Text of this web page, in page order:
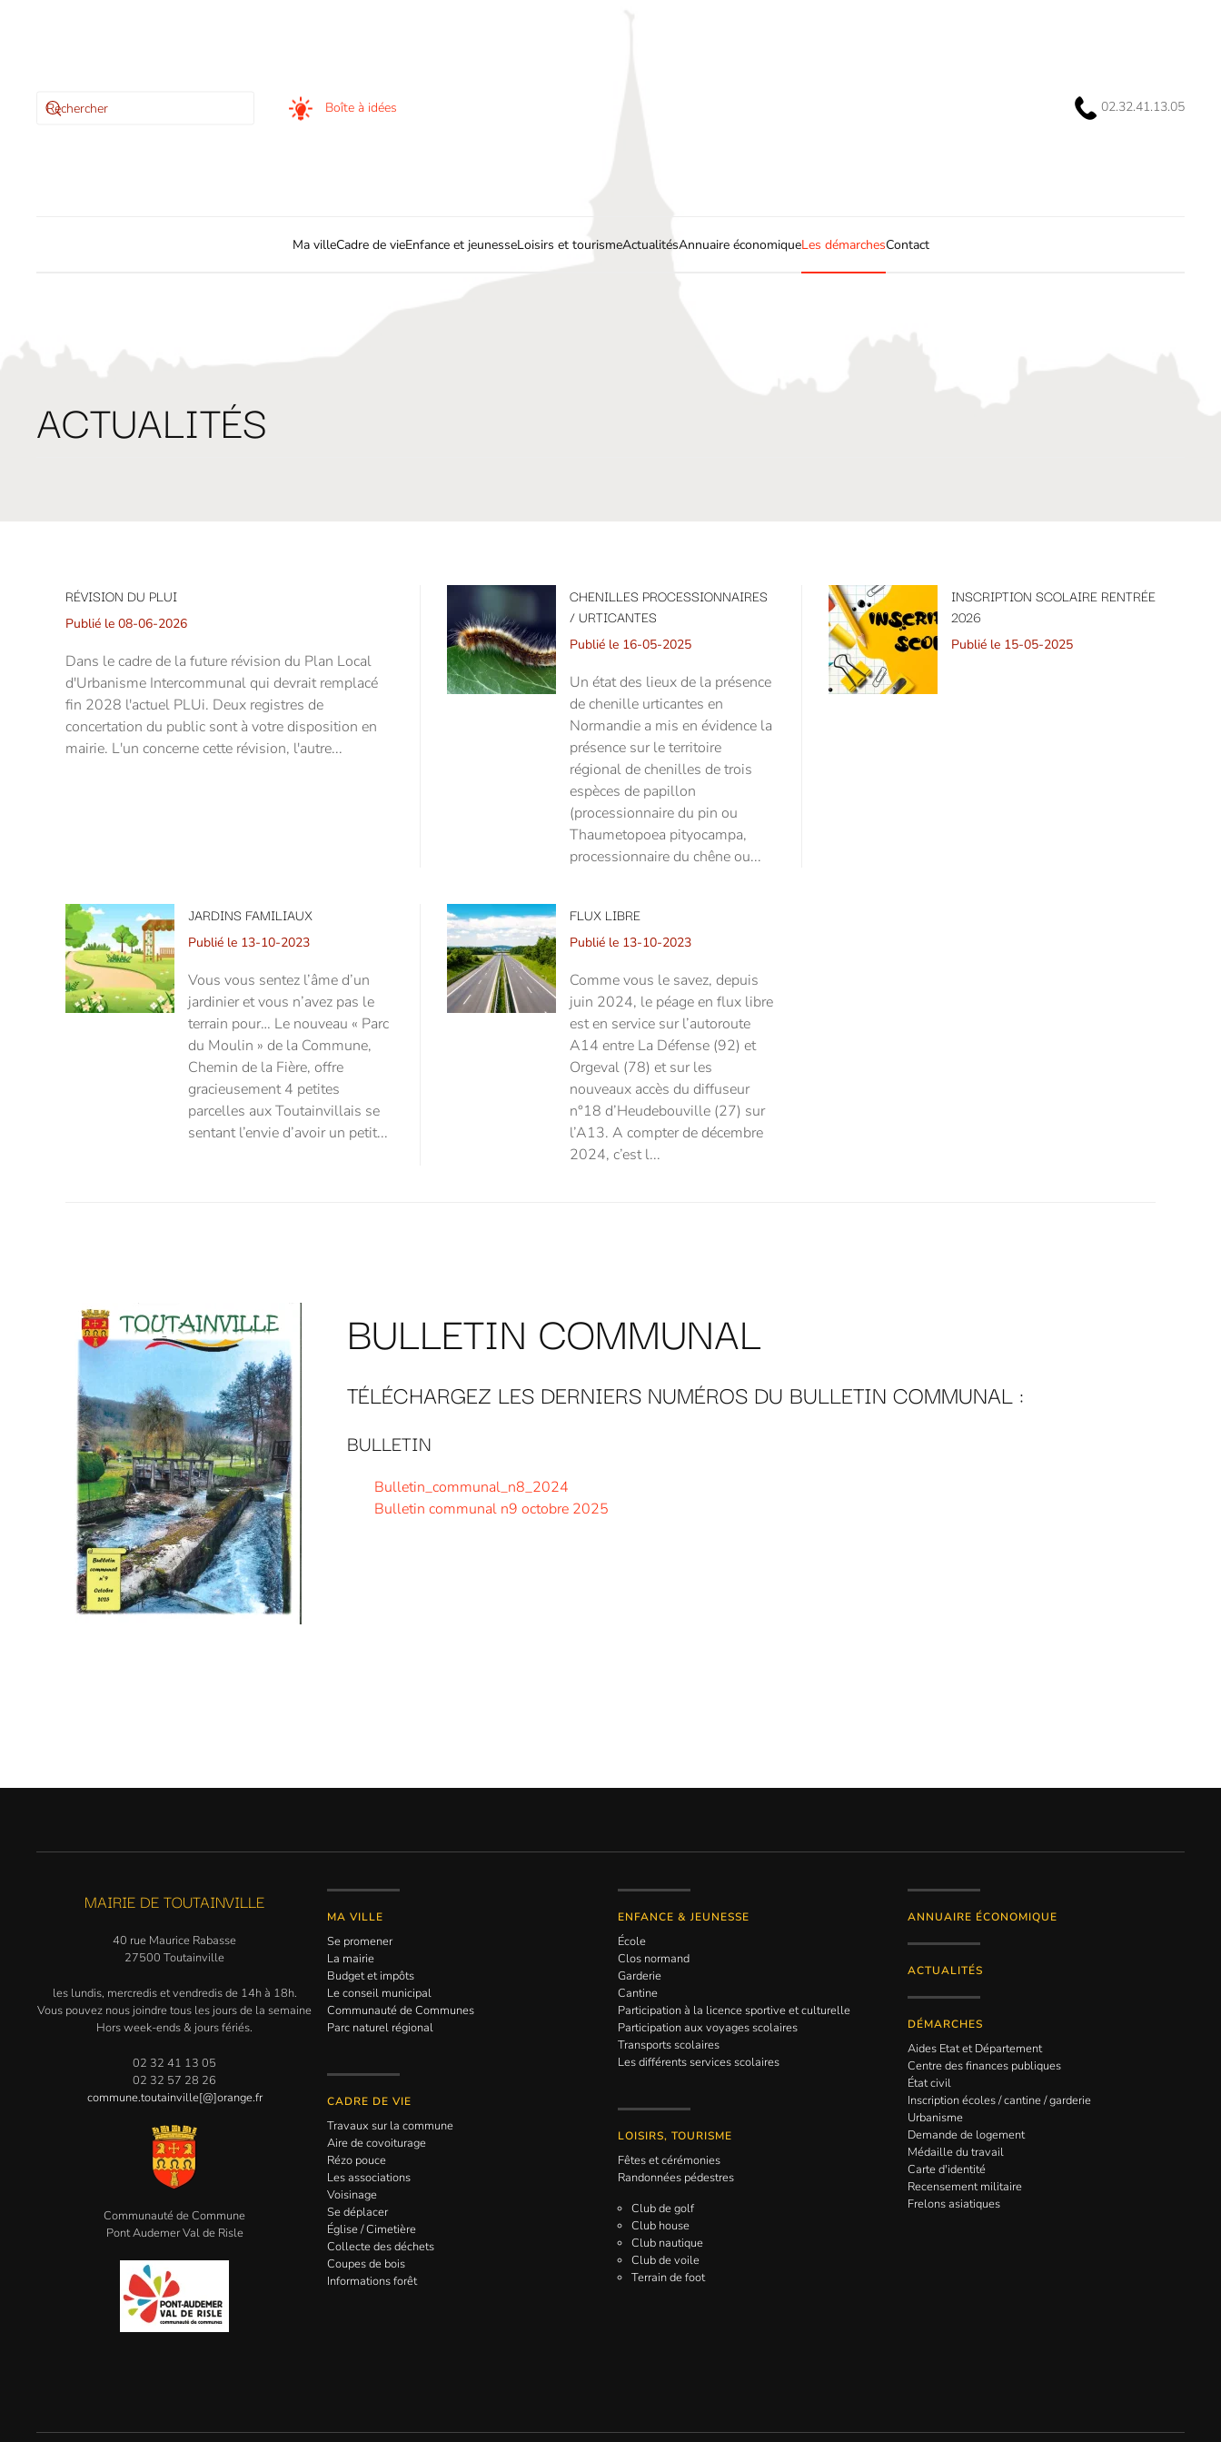
Boîte à idées 02.32.41.13.05
Ma villeCadre de vieEnfance et jeunesseLoisirs et tourismeActualitésAnnuaire économiqueLes démarchesContact
ACTUALITÉS
RÉVISION DU PLUI
Publié le 08-06-2026
Dans le cadre de la future révision du Plan Local
d'Urbanisme Intercommunal qui devrait remplacé
fin 2028 l'actuel PLUi. Deux registres de
concertation du public sont à votre disposition en
mairie. L'un concerne cette révision, l'autre...
CHENILLES PROCESSIONNAIRES
/ URTICANTES
Publié le 16-05-2025
Un état des lieux de la présence
de chenille urticantes en
Normandie a mis en évidence la
présence sur le territoire
régional de chenilles de trois
espèces de papillon
(processionnaire du pin ou
Thaumetopoea pityocampa,
processionnaire du chêne ou...
INSCRIPTION SCOLAIRE RENTRÉE
2026
Publié le 15-05-2025
JARDINS FAMILIAUX
Publié le 13-10-2023
Vous vous sentez l’âme d’un
jardinier et vous n’avez pas le
terrain pour… Le nouveau « Parc
du Moulin » de la Commune,
Chemin de la Fière, offre
gracieusement 4 petites
parcelles aux Toutainvillais se
sentant l’envie d’avoir un petit...
FLUX LIBRE
Publié le 13-10-2023
Comme vous le savez, depuis
juin 2024, le péage en flux libre
est en service sur l’autoroute
A14 entre La Défense (92) et
Orgeval (78) et sur les
nouveaux accès du diffuseur
n°18 d’Heudebouville (27) sur
l’A13. A compter de décembre
2024, c’est l...
BULLETIN COMMUNAL
TÉLÉCHARGEZ LES DERNIERS NUMÉROS DU BULLETIN COMMUNAL :
BULLETIN
Bulletin_communal_n8_2024
Bulletin communal n9 octobre 2025
MAIRIE DE TOUTAINVILLE
40 rue Maurice Rabasse
27500 Toutainville
les lundis, mercredis et vendredis de 14h à 18h.
Vous pouvez nous joindre tous les jours de la semaine
Hors week-ends & jours fériés.
02 32 41 13 05
02 32 57 28 26
commune.toutainville[@]orange.fr
Communauté de Commune
Pont Audemer Val de Risle
MA VILLE
Se promener
La mairie
Budget et impôts
Le conseil municipal
Communauté de Communes
Parc naturel régional
CADRE DE VIE
Travaux sur la commune
Aire de covoiturage
Rézo pouce
Les associations
Voisinage
Se déplacer
Église / Cimetière
Collecte des déchets
Coupes de bois
Informations forêt
ENFANCE & JEUNESSE
École
Clos normand
Garderie
Cantine
Participation à la licence sportive et culturelle
Participation aux voyages scolaires
Transports scolaires
Les différents services scolaires
LOISIRS, TOURISME
Fêtes et cérémonies
Randonnées pédestres
Club de golf
Club house
Club nautique
Club de voile
Terrain de foot
ANNUAIRE ÉCONOMIQUE
ACTUALITÉS
DÉMARCHES
Aides Etat et Département
Centre des finances publiques
État civil
Inscription écoles / cantine / garderie
Urbanisme
Demande de logement
Médaille du travail
Carte d'identité
Recensement militaire
Frelons asiatiques